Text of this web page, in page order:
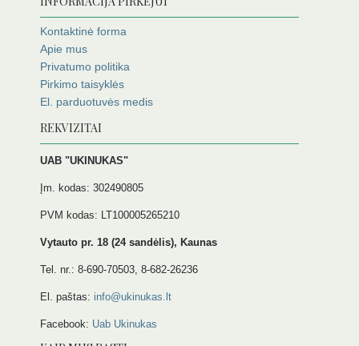
Kontaktinė forma
Apie mus
Privatumo politika
Pirkimo taisyklės
El. parduotuvės medis
REKVIZITAI
UAB "UKINUKAS"
Įm. kodas: 302490805
PVM kodas: LT100005265210
Vytauto pr. 18 (24 sandėlis), Kaunas
Tel. nr.: 8-690-70503, 8-682-26236
El. paštas: info@ukinukas.lt
Facebook: Uab Ukinukas